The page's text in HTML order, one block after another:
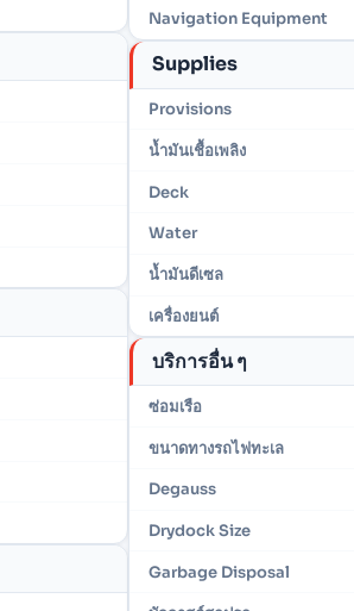
Navigation Equipment
Supplies
Provisions
น้ำมันเชื้อเพลิง
Deck
Water
น้ำมันดีเซล
เครื่องยนต์
บริการอื่น ๆ
ซ่อมเรือ
ขนาดทางรถไฟทะเล
Degauss
Drydock Size
Garbage Disposal